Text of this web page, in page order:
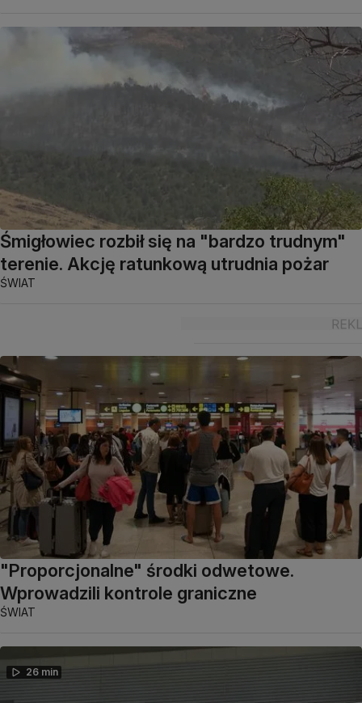
Śmigłowiec rozbił się na "bardzo trudnym"
terenie. Akcję ratunkową utrudnia pożar
ŚWIAT
"Proporcjonalne" środki odwetowe.
Wprowadzili kontrole graniczne
ŚWIAT
26 min